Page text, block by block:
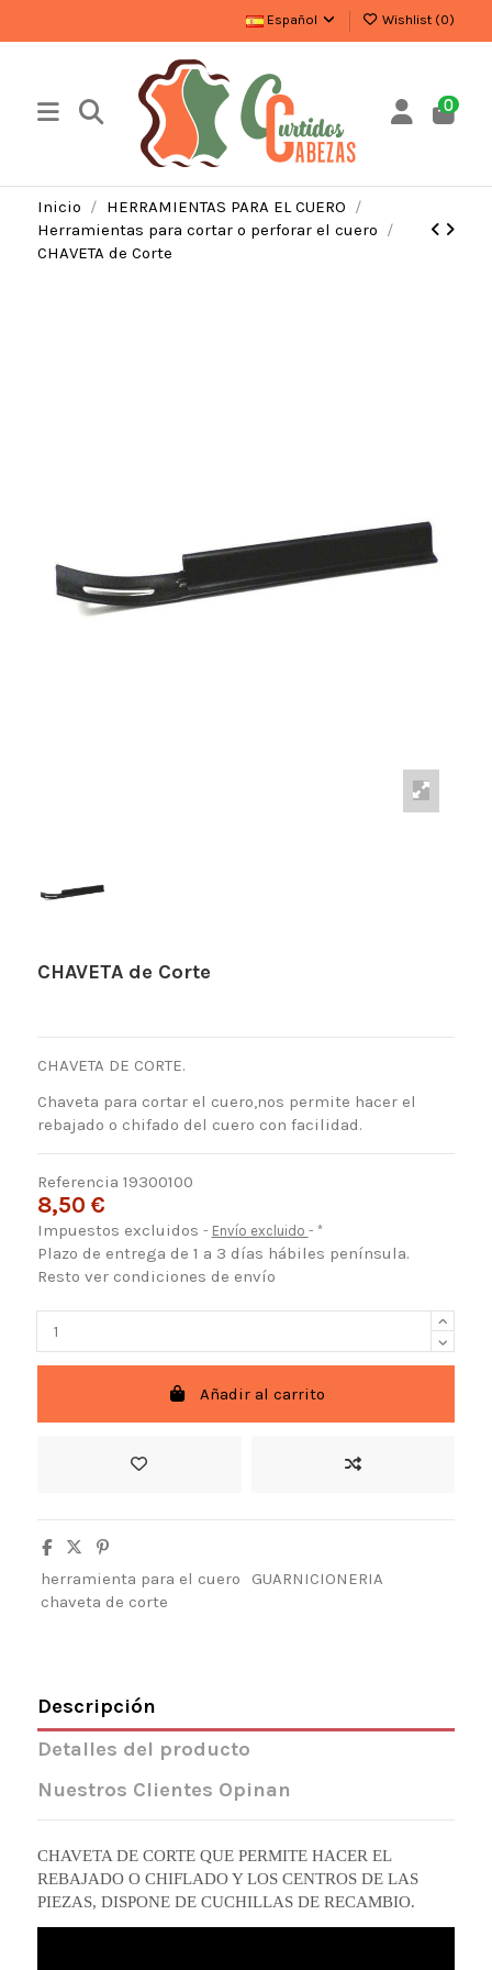
Español Wishlist (0)
0
Inicio
HERRAMIENTAS PARA EL CUERO
Herramientas para cortar o perforar el cuero
CHAVETA de Corte
CHAVETA de Corte
CHAVETA DE CORTE.
Chaveta para cortar el cuero,nos permite hacer el
rebajado o chifado del cuero con facilidad.
Referencia 19300100
8,50 €
Impuestos excluidos Envío excluido *
Plazo de entrega de 1 a 3 días hábiles península.
Resto ver condiciones de envío
Añadir al carrito
herramienta para el cuero
GUARNICIONERIA
chaveta de corte
Descripción
Detalles del producto
Nuestros Clientes Opinan
CHAVETA DE CORTE QUE PERMITE HACER EL
REBAJADO O CHIFLADO Y LOS CENTROS DE LAS
PIEZAS, DISPONE DE CUCHILLAS DE RECAMBIO.